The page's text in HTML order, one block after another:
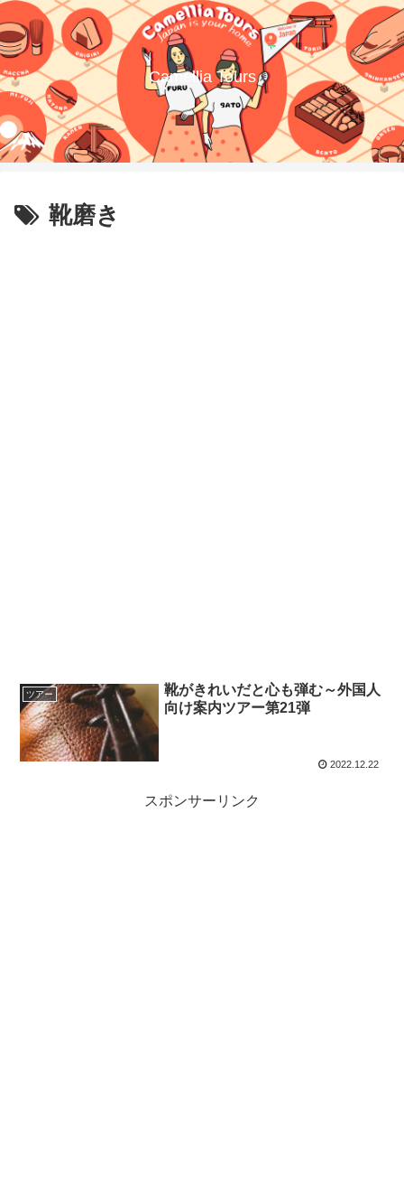
Camellia Tours
靴磨き
ツアー
靴がきれいだと心も弾む～外国人
向け案内ツアー第21弾
2022.12.22
スポンサーリンク